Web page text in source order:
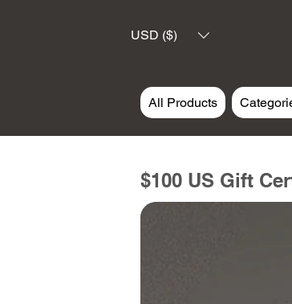
USD ($)
All Products
$100 US Gift